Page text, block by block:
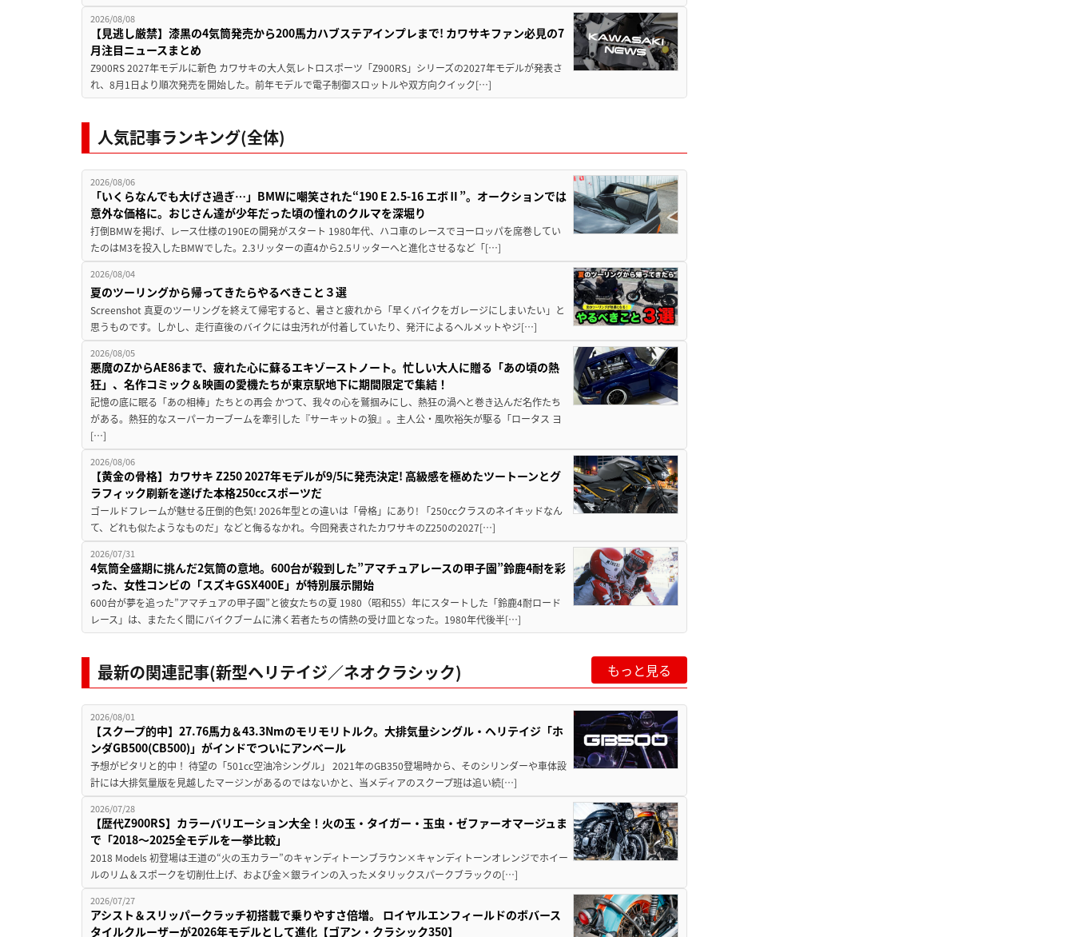
2026/08/08
【見逃し厳禁】漆黒の4気筒発売から200馬力ハブステアインプレまで! カワサキファン必見の7
月注目ニュースまとめ
Z900RS 2027年モデルに新色 カワサキの大人気レトロスポーツ「Z900RS」シリーズの2027年モデルが発表さ
れ、8月1日より順次発売を開始した。前年モデルで電子制御スロットルや双方向クイック[…]
人気記事ランキング(全体)
2026/08/06
「いくらなんでも大げさ過ぎ…」BMWに嘲笑された“190 E 2.5-16 エボⅡ”。オークションでは
意外な価格に。おじさん達が少年だった頃の憧れのクルマを深堀り
打倒BMWを掲げ、レース仕様の190Eの開発がスタート 1980年代、ハコ車のレースでヨーロッパを席巻してい
たのはM3を投入したBMWでした。2.3リッターの直4から2.5リッターへと進化させるなど「[…]
2026/08/04
夏のツーリングから帰ってきたらやるべきこと３選
Screenshot 真夏のツーリングを終えて帰宅すると、暑さと疲れから「早くバイクをガレージにしまいたい」と
思うものです。しかし、走行直後のバイクには虫汚れが付着していたり、発汗によるヘルメットやジ[…]
2026/08/05
悪魔のZからAE86まで、疲れた心に蘇るエキゾーストノート。忙しい大人に贈る「あの頃の熱
狂」、名作コミック＆映画の愛機たちが東京駅地下に期間限定で集結！
記憶の底に眠る「あの相棒」たちとの再会 かつて、我々の心を鷲掴みにし、熱狂の渦へと巻き込んだ名作たち
がある。熱狂的なスーパーカーブームを牽引した『サーキットの狼』。主人公・風吹裕矢が駆る「ロータス ヨ
[…]
2026/08/06
【黄金の骨格】カワサキ Z250 2027年モデルが9/5に発売決定! 高級感を極めたツートーンとグ
ラフィック刷新を遂げた本格250ccスポーツだ
ゴールドフレームが魅せる圧倒的色気! 2026年型との違いは「骨格」にあり! 「250ccクラスのネイキッドなん
て、どれも似たようなものだ」などと侮るなかれ。今回発表されたカワサキのZ250の2027[…]
2026/07/31
4気筒全盛期に挑んだ2気筒の意地。600台が殺到した”アマチュアレースの甲子園”鈴鹿4耐を彩
った、女性コンビの「スズキGSX400E」が特別展示開始
600台が夢を追った”アマチュアの甲子園”と彼女たちの夏 1980（昭和55）年にスタートした「鈴鹿4耐ロード
レース」は、またたく間にバイクブームに沸く若者たちの情熱の受け皿となった。1980年代後半[…]
最新の関連記事(新型ヘリテイジ／ネオクラシック) もっと見る
2026/08/01
【スクープ的中】27.76馬力＆43.3Nmのモリモリトルク。大排気量シングル・ヘリテイジ「ホ
ンダGB500(CB500)」がインドでついにアンベール
予想がピタリと的中！ 待望の「501cc空油冷シングル」 2021年のGB350登場時から、そのシリンダーや車体設
計には大排気量版を見越したマージンがあるのではないかと、当メディアのスクープ班は追い続[…]
2026/07/28
【歴代Z900RS】カラーバリエーション大全！火の玉・タイガー・玉虫・ゼファーオマージュま
で「2018〜2025全モデルを一挙比較」
2018 Models 初登場は王道の“火の玉カラー”のキャンディトーンブラウン×キャンディトーンオレンジでホイー
ルのリム＆スポークを切削仕上げ、および金×銀ラインの入ったメタリックスパークブラックの[…]
2026/07/27
アシスト＆スリッパークラッチ初搭載で乗りやすさ倍増。 ロイヤルエンフィールドのボバース
タイルクルーザーが2026年モデルとして進化【ゴアン・クラシック350】